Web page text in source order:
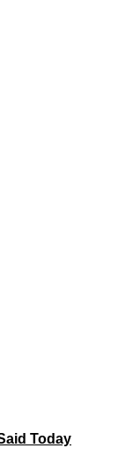
Today